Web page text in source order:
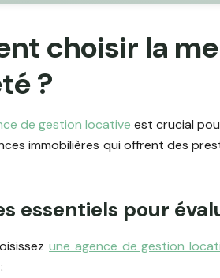
choisir la
?
de gestion locative est crucial
immobilières qui offrent des
essentiels pour
une agence de gestion